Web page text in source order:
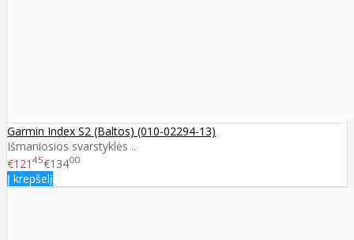
Garmin Index S2 (Baltos) (010-02294-13)
Išmaniosios svarstyklės ..
€121 45€13400
Į krepšelį